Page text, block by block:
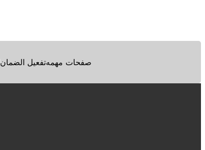
تفعيل الضمانصفحات مهمه